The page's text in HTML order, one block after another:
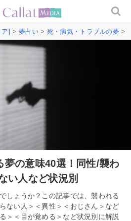
] > 夢占い> 死・病気・トラブルの夢 >
夢の意味40選！同性/襲わ
い人など状況別
しょうか？この記事では、襲われる
ない人＞＜異性＞＜おじさん＞など
＞＜目が覚める＞など状況別に解説